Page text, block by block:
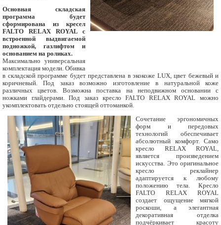
Основная складская
программа будет
сформирована из кресел
FALTO RELAX ROYAL с
встроенной выдвигаемой
подножкой, газлифтом и
основанием на роликах.
Максимально универсальная
комплектация модели. Обивка
в складской программе будет представлена в экокоже LUX, цвет бежевый и
коричневый. Под заказ возможно изготовление в натуральной коже
различных цветов. Возможна поставка на неподвижном основании с
ножками глайдерами. Под заказ кресло FALTO RELAX ROYAL можно
укомплектовать отдельно стоящей оттоманкой.
Сочетание эргономичных
форм и передовых
технологий обеспечивает
абсолютный комфорт. Само
кресло RELAX ROYAL,
является произведением
искусства. Это оригинальное
кресло реклайнер
адаптируется к любому
положению тела. Кресло
FALTO RELAX ROYAL
создает ощущение мягкой
роскоши, а элегантная
декоративная отделка
подчёркивает красоту